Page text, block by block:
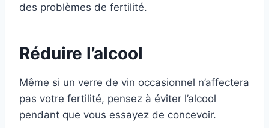
des problèmes de fertilité.
Réduire l’alcool
Même si un verre de vin occasionnel n’affectera
pas votre fertilité, pensez à éviter l’alcool
pendant que vous essayez de concevoir.